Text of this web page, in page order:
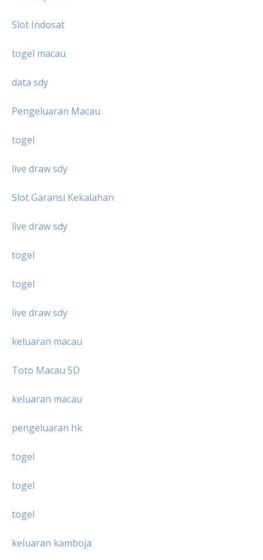
Slot Indosat
togel macau
data sdy
Pengeluaran Macau
togel
live draw sdy
Slot Garansi Kekalahan
live draw sdy
togel
togel
live draw sdy
keluaran macau
Toto Macau 5D
keluaran macau
pengeluaran hk
togel
togel
togel
keluaran kamboja